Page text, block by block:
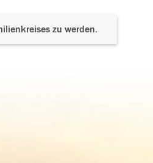
zu werden.